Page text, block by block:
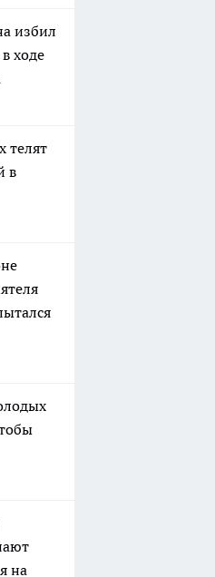
избил
ходе
телят
в
на